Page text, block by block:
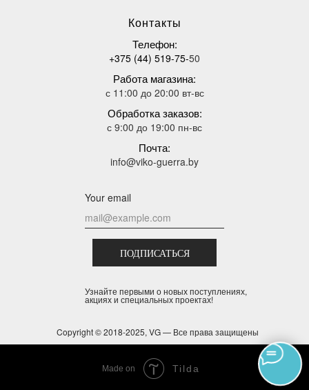
Контакты
Телефон:
+375 (44) 519-75-50
Работа магазина:
с 11:00 до 20:00 вт-вс
Обработка заказов:
с 9:00 до 19:00 пн-вс
Copyright © 2018-2025, VG — Все права защищены
Почта:
info@viko-guerra.by
Your email
ПОДПИСАТЬСЯ
Узнайте первыми о новых поступлениях,
акциях и специальных проектах!
Made on Tilda